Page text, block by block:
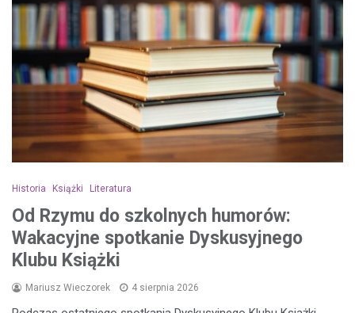
Historia Książki Literatura
Od Rzymu do szkolnych humorów:
Wakacyjne spotkanie Dyskusyjnego
Klubu Książki
Mariusz Wieczorek 4 sierpnia 2026